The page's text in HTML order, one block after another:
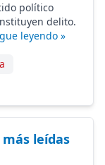
político
delito.
leyendo »
leídas